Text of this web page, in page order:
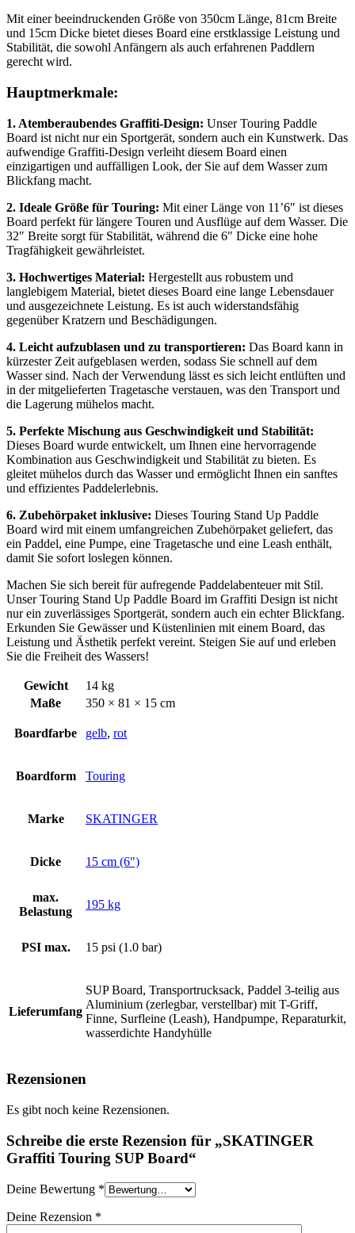
Mit einer beeindruckenden Größe von 350cm Länge, 81cm Breite
und 15cm Dicke bietet dieses Board eine erstklassige Leistung und
Stabilität, die sowohl Anfängern als auch erfahrenen Paddlern
gerecht wird.
Hauptmerkmale:
1. Atemberaubendes Graffiti-Design: Unser Touring Paddle
Board ist nicht nur ein Sportgerät, sondern auch ein Kunstwerk. Das
aufwendige Graffiti-Design verleiht diesem Board einen
einzigartigen und auffälligen Look, der Sie auf dem Wasser zum
Blickfang macht.
2. Ideale Größe für Touring: Mit einer Länge von 11’6″ ist dieses
Board perfekt für längere Touren und Ausflüge auf dem Wasser. Die
32″ Breite sorgt für Stabilität, während die 6″ Dicke eine hohe
Tragfähigkeit gewährleistet.
3. Hochwertiges Material: Hergestellt aus robustem und
langlebigem Material, bietet dieses Board eine lange Lebensdauer
und ausgezeichnete Leistung. Es ist auch widerstandsfähig
gegenüber Kratzern und Beschädigungen.
4. Leicht aufzublasen und zu transportieren: Das Board kann in
kürzester Zeit aufgeblasen werden, sodass Sie schnell auf dem
Wasser sind. Nach der Verwendung lässt es sich leicht entlüften und
in der mitgelieferten Tragetasche verstauen, was den Transport und
die Lagerung mühelos macht.
5. Perfekte Mischung aus Geschwindigkeit und Stabilität:
Dieses Board wurde entwickelt, um Ihnen eine hervorragende
Kombination aus Geschwindigkeit und Stabilität zu bieten. Es
gleitet mühelos durch das Wasser und ermöglicht Ihnen ein sanftes
und effizientes Paddelerlebnis.
6. Zubehörpaket inklusive: Dieses Touring Stand Up Paddle
Board wird mit einem umfangreichen Zubehörpaket geliefert, das
ein Paddel, eine Pumpe, eine Tragetasche und eine Leash enthält,
damit Sie sofort loslegen können.
Machen Sie sich bereit für aufregende Paddelabenteuer mit Stil.
Unser Touring Stand Up Paddle Board im Graffiti Design ist nicht
nur ein zuverlässiges Sportgerät, sondern auch ein echter Blickfang.
Erkunden Sie Gewässer und Küstenlinien mit einem Board, das
Leistung und Ästhetik perfekt vereint. Steigen Sie auf und erleben
Sie die Freiheit des Wassers!
Gewicht
14 kg
Maße
350 × 81 × 15 cm
Boardfarbe gelb, rot
Boardform Touring
Marke SKATINGER
Dicke 15 cm (6")
max.
Belastung
195 kg
PSI max. 15 psi (1.0 bar)
Lieferumfang
SUP Board, Transportrucksack, Paddel 3-teilig aus
Aluminium (zerlegbar, verstellbar) mit T-Griff,
Finne, Surfleine (Leash), Handpumpe, Reparaturkit,
wasserdichte Handyhülle
Rezensionen
Es gibt noch keine Rezensionen.
Schreibe die erste Rezension für „SKATINGER
Graffiti Touring SUP Board“
Deine Bewertung *
Deine Rezension *